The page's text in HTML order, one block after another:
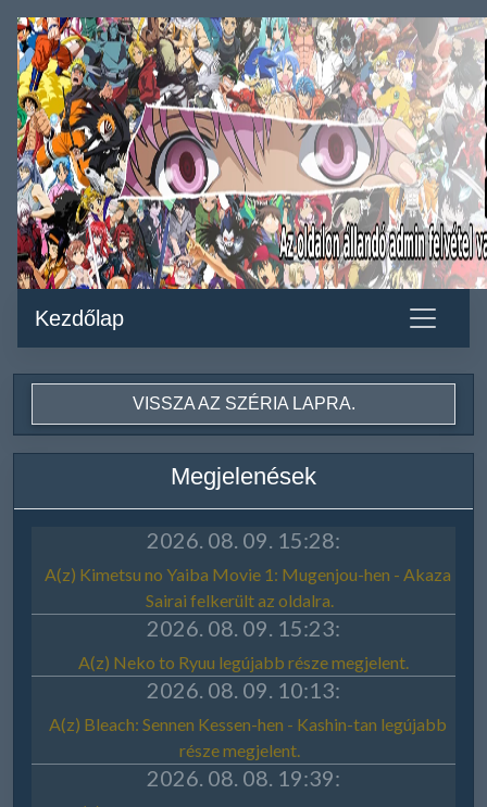
Kezdőlap
VISSZA AZ SZÉRIA LAPRA.
Megjelenések